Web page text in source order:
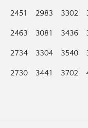
2451 2983 3302
2463 3081 3436
2734 3304 3540
2730 3441 3702